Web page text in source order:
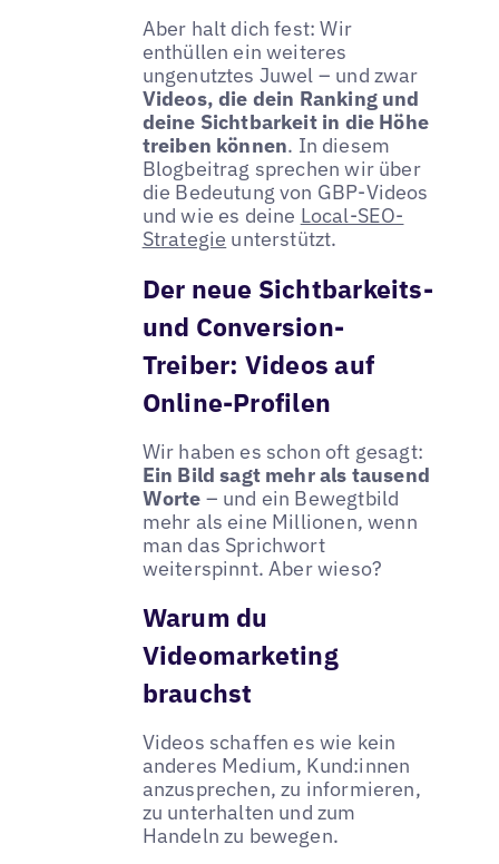
Aber halt dich fest: Wir
enthüllen ein weiteres
ungenutztes Juwel – und zwar
Videos, die dein Ranking und
deine Sichtbarkeit in die Höhe
treiben können. In diesem
Blogbeitrag sprechen wir über
die Bedeutung von GBP-Videos
und wie es deine Local-SEO-
Strategie unterstützt.
Der neue Sichtbarkeits-
und Conversion-
Treiber: Videos auf
Online-Profilen
Wir haben es schon oft gesagt:
Ein Bild sagt mehr als tausend
Worte – und ein Bewegtbild
mehr als eine Millionen, wenn
man das Sprichwort
weiterspinnt. Aber wieso?
Warum du
Videomarketing
brauchst
Videos schaffen es wie kein
anderes Medium, Kund:innen
anzusprechen, zu informieren,
zu unterhalten und zum
Handeln zu bewegen.